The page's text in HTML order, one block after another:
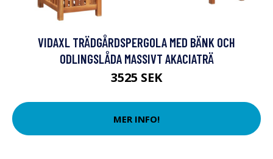
VIDAXL TRÄDGÅRDSPERGOLA MED BÄNK OCH
ODLINGSLÅDA MASSIVT AKACIATRÄ
3525 SEK
MER INFO!